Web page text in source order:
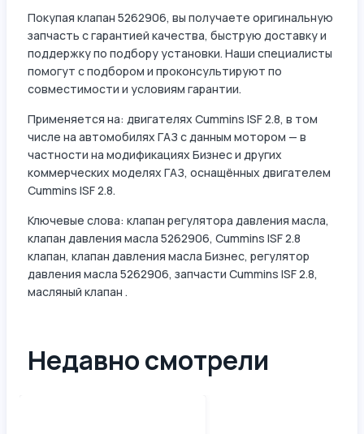
Покупая клапан 5262906, вы получаете оригинальную
запчасть с гарантией качества, быструю доставку и
поддержку по подбору установки. Наши специалисты
помогут с подбором и проконсультируют по
совместимости и условиям гарантии.
Применяется на: двигателях Cummins ISF 2.8, в том
числе на автомобилях ГАЗ с данным мотором — в
частности на модификациях Бизнес и других
коммерческих моделях ГАЗ, оснащённых двигателем
Cummins ISF 2.8.
Ключевые слова: клапан регулятора давления масла,
клапан давления масла 5262906, Cummins ISF 2.8
клапан, клапан давления масла Бизнес, регулятор
давления масла 5262906, запчасти Cummins ISF 2.8,
масляный клапан .
Недавно смотрели